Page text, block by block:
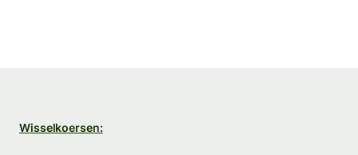
Wisselkoersen: